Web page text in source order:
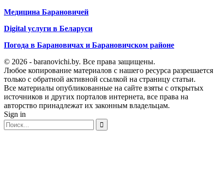
Медицина Барановичей
Digital услуги в Беларуси
Погода в Барановичах и Барановичском районе
© 2026 - baranovichi.by. Все права защищены.
Любое копирование материалов с нашего ресурса разрешается
только с обратной активной ссылкой на страницу статьи.
Все материалы опубликованные на сайте взяты с открытых
источников и других порталов интернета, все права на
авторство принадлежат их законным владельцам.
Sign in